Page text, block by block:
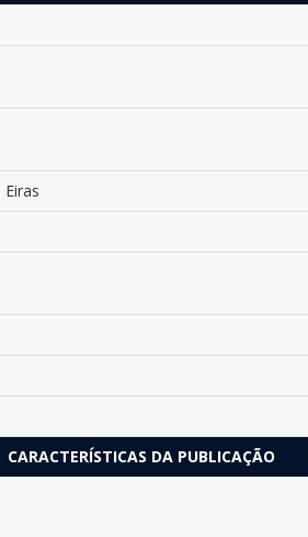
CARACTERÍSTICAS DA PUBLICAÇÃO